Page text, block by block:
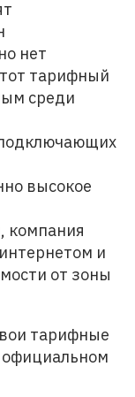
нет
тарифный
среди
высокое
компания
и
от зоны
тарифные